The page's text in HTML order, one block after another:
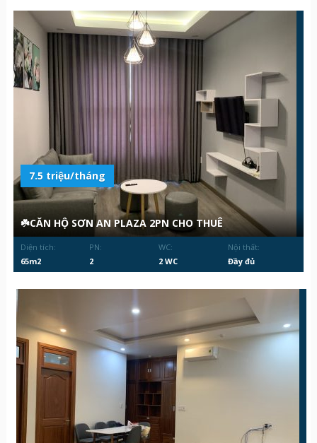
7.5 triệu/tháng
☘️CĂN HỘ SƠN AN PLAZA 2PN CHO THUÊ
Diện tích:
65m2
PN:
2
WC:
2 WC
Nội thất:
Đầy đủ